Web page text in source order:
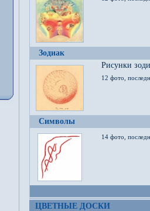
Зодиак
Рисунки
12 фото,
Символы
14 фото,
ЦВЕТНЫЕ ДОСКИ